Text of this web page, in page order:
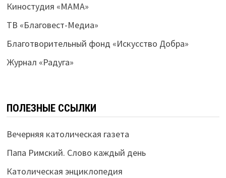
Киностудия «МАМА»
ТВ «Благовест-Медиа»
Благотворительный фонд «Искусство Добра»
Журнал «Радуга»
ПОЛЕЗНЫЕ ССЫЛКИ
Вечерняя католическая газета
Папа Римский. Слово каждый день
Католическая энциклопедия